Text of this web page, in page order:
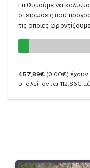
Επιθυμούμε να
στειρώσεις που
τις οποίες
457,89€ (0,00€) έχουν
υπολείπονται 112,86€